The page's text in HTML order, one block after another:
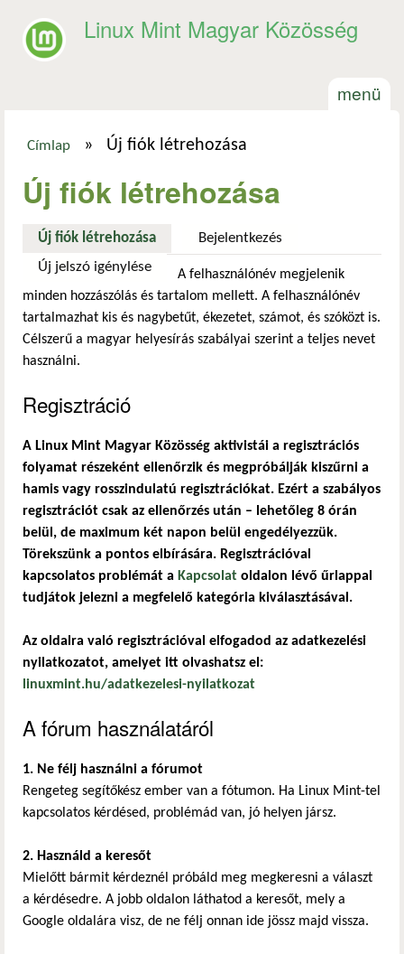
Linux Mint Magyar Közösség
menü
Jelenlegi hely
Címlap » Új fiók létrehozása
Új fiók létrehozása
Új fiók létrehozása (aktív fül)Bejelentkezés
Új jelszó igénylése
A felhasználónév megjelenik
minden hozzászólás és tartalom mellett. A felhasználónév
tartalmazhat kis és nagybetűt, ékezetet, számot, és szóközt is.
Célszerű a magyar helyesírás szabályai szerint a teljes nevet
használni.
Regisztráció
A Linux Mint Magyar Közösség aktivistái a regisztrációs
folyamat részeként ellenőrzik és megpróbálják kiszűrni a
hamis vagy rosszindulatú regisztrációkat. Ezért a szabályos
regisztrációt csak az ellenőrzés után – lehetőleg 8 órán
belül, de maximum két napon belül engedélyezzük.
Törekszünk a pontos elbírására. Regisztrációval
kapcsolatos problémát a Kapcsolat oldalon lévő űrlappal
tudjátok jelezni a megfelelő kategória kiválasztásával.
Az oldalra való regisztrációval elfogadod az adatkezelési
nyilatkozatot, amelyet itt olvashatsz el:
linuxmint.hu/adatkezelesi-nyilatkozat
A fórum használatáról
1. Ne félj használni a fórumot
Rengeteg segítőkész ember van a fótumon. Ha Linux Mint-tel
kapcsolatos kérdésed, problémád van, jó helyen jársz.
2. Használd a keresőt
Mielőtt bármit kérdeznél próbáld meg megkeresni a választ
a kérdésedre. A jobb oldalon láthatod a keresőt, mely a
Google oldalára visz, de ne félj onnan ide jössz majd vissza.